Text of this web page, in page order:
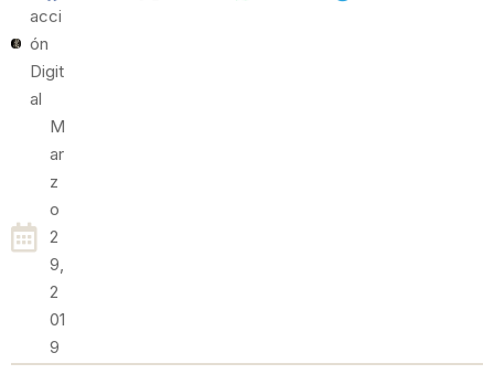
Acci
Ón
Digit
Al
M
Ar
Z
O
2
9,
2
01
9